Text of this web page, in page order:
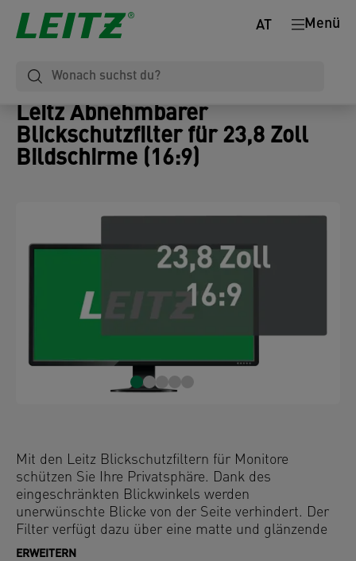
Menü
AT
Leitz Abnehmbarer
Blickschutzfilter für 23,8 Zoll
Bildschirme (16:9)
Mit den Leitz Blickschutzfiltern für Monitore
schützen Sie Ihre Privatsphäre. Dank des
eingeschränkten Blickwinkels werden
unerwünschte Blicke von der Seite verhindert. Der
Filter verfügt dazu über eine matte und glänzende
Oberfläche und kann beidseitig je nach
ERWEITERN